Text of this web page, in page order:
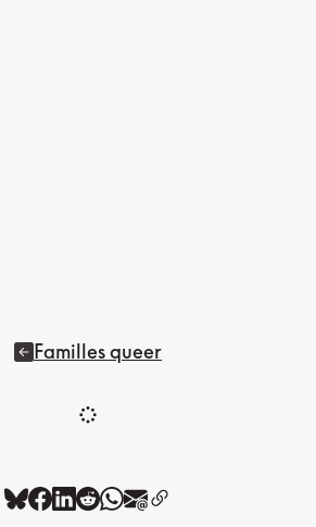
Familles queer